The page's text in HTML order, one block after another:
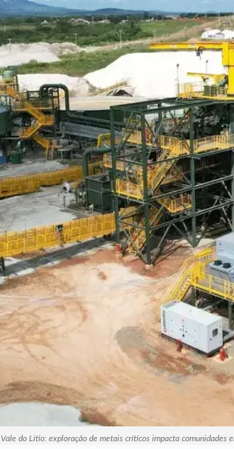
Vale do Lítio: exploração de metais críticos impacta comunidades